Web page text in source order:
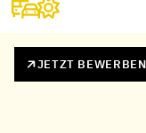
JETZT BEWERBEN